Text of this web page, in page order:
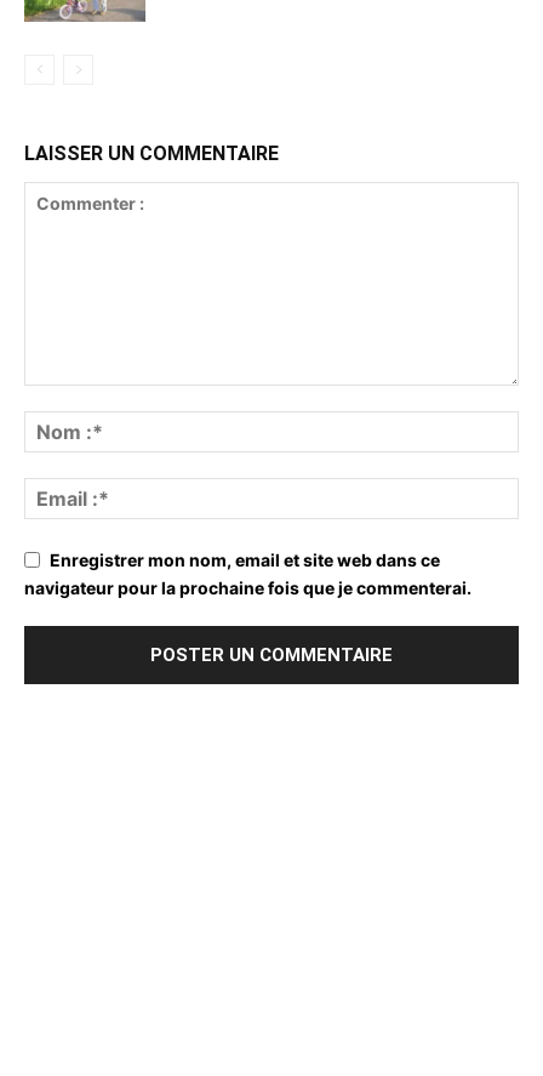
LAISSER UN COMMENTAIRE
Enregistrer mon nom, email et site web dans ce
navigateur pour la prochaine fois que je commenterai.